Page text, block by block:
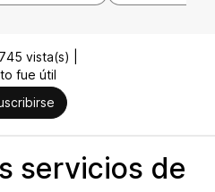
vista(s) |
fue útil
servicios de